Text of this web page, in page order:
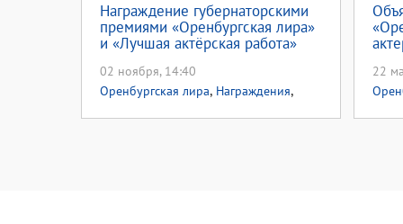
Награждение губернаторскими
премиями «Оренбургская лира»
и «Лучшая актёрская работа»
02 ноября, 14:40
Оренбургская лира, Награждения,
22